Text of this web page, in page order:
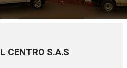
CENTRO S.A.S